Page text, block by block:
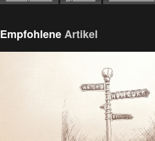
EmpfohleneArtikel